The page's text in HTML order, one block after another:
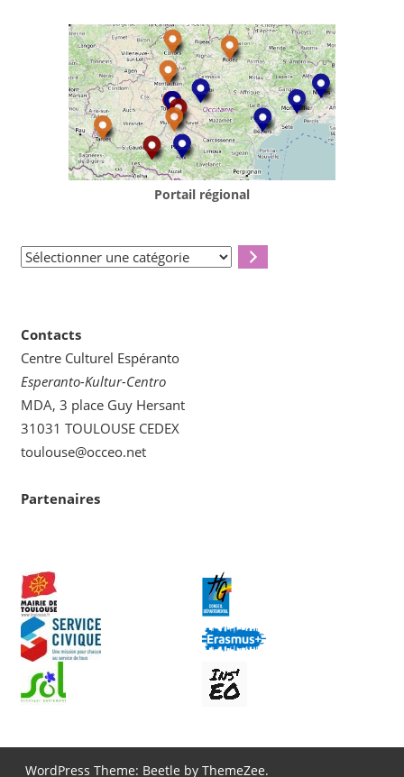
Portail régional
Sélectionner
Contacts
Centre Culturel Espéranto
Esperanto-Kultur-Centro
MDA, 3 place Guy Hersant
31031 TOULOUSE CEDEX
toulouse@occeo.net
Partenaires
WordPress Theme: Beetle by ThemeZee.